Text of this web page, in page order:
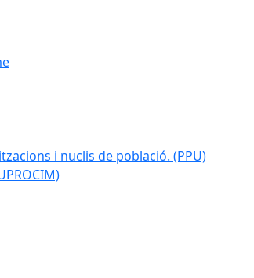
i nuclis de població. (PPU)